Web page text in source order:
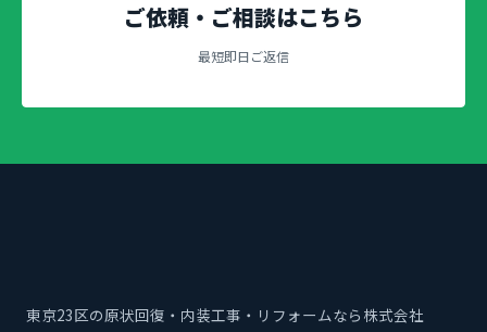
ご依頼・ご相談はこちら
最短即日ご返信
東京23区の原状回復・内装工事・リフォームなら株式会社